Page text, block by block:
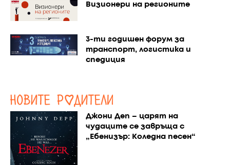
Визионери на регионите
3-ти годишен форум за
транспорт, логистика и
спедиция
Джони Деп – царят на
чудаците се завръща с
„Ебенизър: Коледна песен“